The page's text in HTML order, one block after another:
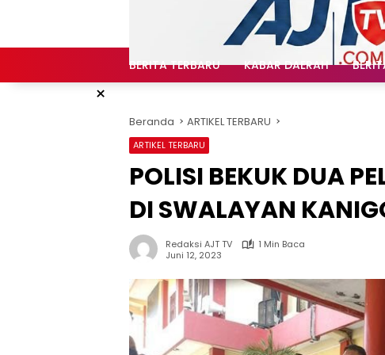
BERITA TERBARU KABAR DAERAH
×
Beranda ARTIKEL TERBARU
ARTIKEL TERBARU
POLISI BEKUK DUA
DI SWALAYAN
Redaksi AJT TV
1 Min Baca
Juni 12, 2023